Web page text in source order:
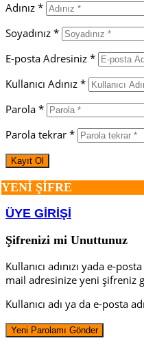
Adınız *
Soyadınız *
E-posta Adresiniz *
Kullanıcı Adınız *
Parola *
Parola tekrar *
YENİ ŞİFRE
ÜYE GİRİŞİ
Şifrenizi mi Unuttunuz
Kullanıcı adınızı yada e-
mail adresinize yeni şifreniz
Kullanıcı adı ya da e-posta